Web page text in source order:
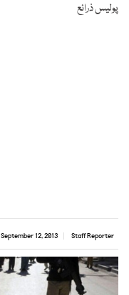
پولیس ذرائع
Staff Reporter
September 12, 2013